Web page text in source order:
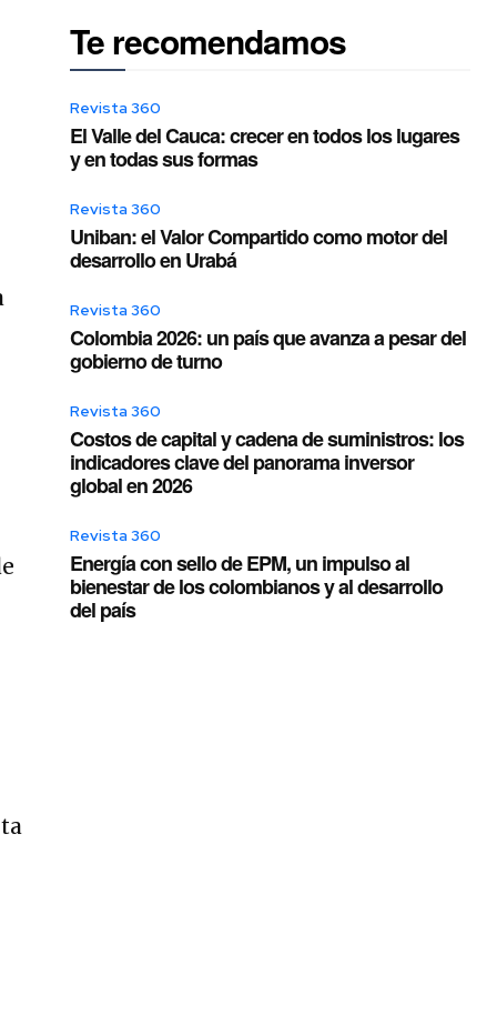
Te recomendamos
Revista 360
El Valle del Cauca: crecer en todos los lugares
y en todas sus formas
Revista 360
Uniban: el Valor Compartido como motor del
desarrollo en Urabá
Revista 360
Colombia 2026: un país que avanza a pesar del
gobierno de turno
Revista 360
Costos de capital y cadena de suministros: los
indicadores clave del panorama inversor
global en 2026
Revista 360
Energía con sello de EPM, un impulso al
bienestar de los colombianos y al desarrollo
del país